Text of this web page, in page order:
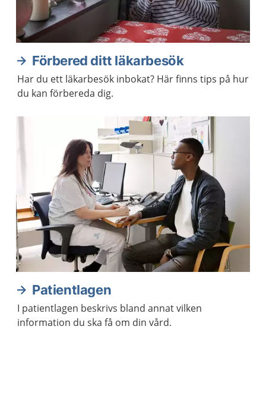
Förbered ditt läkarbesök
Har du ett läkarbesök inbokat? Här finns tips på hur
du kan förbereda dig.
Patientlagen
I patientlagen beskrivs bland annat vilken
information du ska få om din vård.